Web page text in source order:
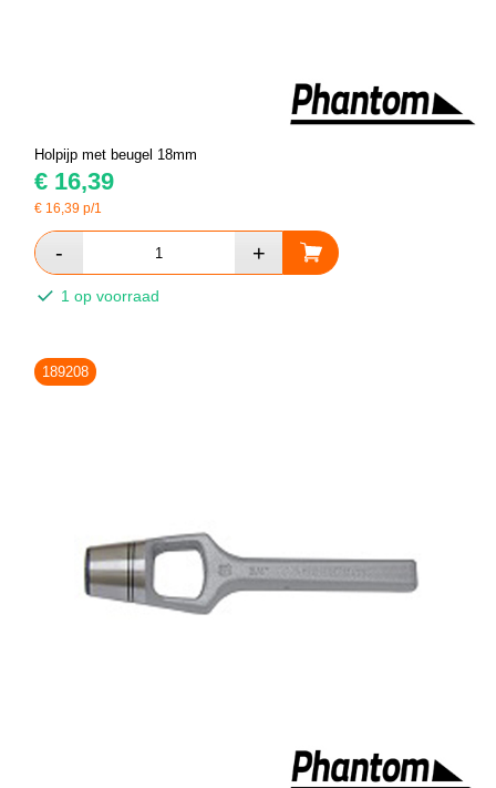
Holpijp met beugel 18mm
€ 16,39
€ 16,39 p/1
1 op voorraad
189208